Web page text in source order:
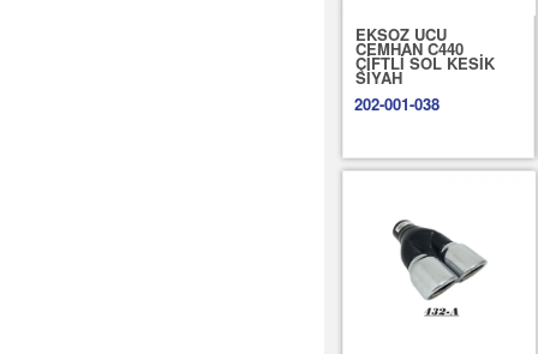
EKSOZ UCU
CEMHAN C440
ÇİFTLİ SOL KESİK
SİYAH
202-001-038